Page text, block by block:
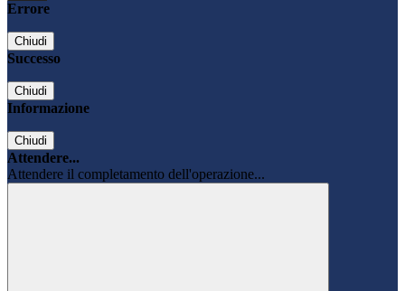
Errore
Chiudi
Successo
Chiudi
Informazione
Chiudi
Attendere...
Attendere il completamento dell'operazione...